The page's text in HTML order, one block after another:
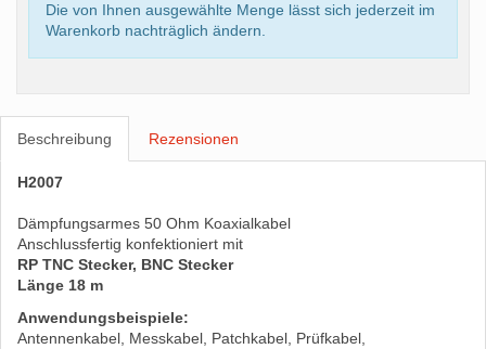
Die von Ihnen ausgewählte Menge lässt sich jederzeit im
Warenkorb nachträglich ändern.
Beschreibung Rezensionen
H2007
Dämpfungsarmes 50 Ohm Koaxialkabel
Anschlussfertig konfektioniert mit
RP TNC Stecker, BNC Stecker
Länge 18 m
Anwendungsbeispiele:
Antennenkabel, Messkabel, Patchkabel, Prüfkabel,